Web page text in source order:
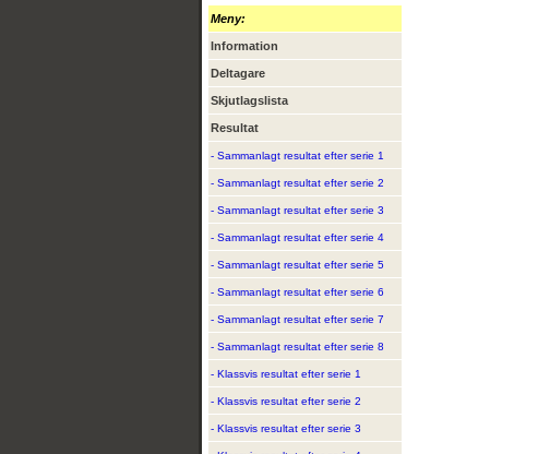
Meny:
Information
Deltagare
Skjutlagslista
Resultat
- Sammanlagt resultat efter serie 1
- Sammanlagt resultat efter serie 2
- Sammanlagt resultat efter serie 3
- Sammanlagt resultat efter serie 4
- Sammanlagt resultat efter serie 5
- Sammanlagt resultat efter serie 6
- Sammanlagt resultat efter serie 7
- Sammanlagt resultat efter serie 8
- Klassvis resultat efter serie 1
- Klassvis resultat efter serie 2
- Klassvis resultat efter serie 3